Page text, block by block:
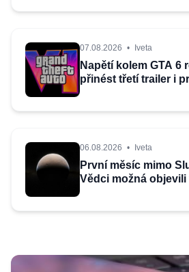
07.08.2026 • Iveta
Napětí kolem GTA 6
přinést třetí trailer i
06.08.2026 • Iveta
První měsíc mimo
Vědci možná